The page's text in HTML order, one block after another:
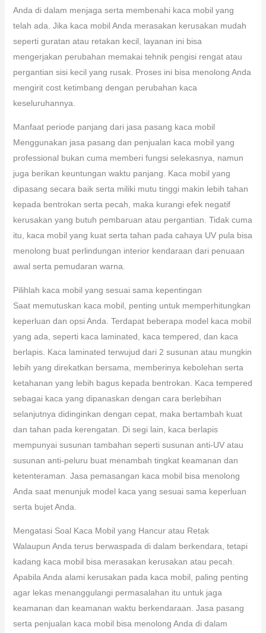
Anda di dalam menjaga serta membenahi kaca mobil yang
telah ada. Jika kaca mobil Anda merasakan kerusakan mudah
seperti guratan atau retakan kecil, layanan ini bisa
mengerjakan perubahan memakai tehnik pengisi rengat atau
pergantian sisi kecil yang rusak. Proses ini bisa menolong Anda
mengirit cost ketimbang dengan perubahan kaca
keseluruhannya.
Manfaat periode panjang dari jasa pasang kaca mobil
Menggunakan jasa pasang dan penjualan kaca mobil yang
professional bukan cuma memberi fungsi selekasnya, namun
juga berikan keuntungan waktu panjang. Kaca mobil yang
dipasang secara baik serta miliki mutu tinggi makin lebih tahan
kepada bentrokan serta pecah, maka kurangi efek negatif
kerusakan yang butuh pembaruan atau pergantian. Tidak cuma
itu, kaca mobil yang kuat serta tahan pada cahaya UV pula bisa
menolong buat perlindungan interior kendaraan dari penuaan
awal serta pemudaran warna.
Pilihlah kaca mobil yang sesuai sama kepentingan
Saat memutuskan kaca mobil, penting untuk memperhitungkan
keperluan dan opsi Anda. Terdapat beberapa model kaca mobil
yang ada, seperti kaca laminated, kaca tempered, dan kaca
berlapis. Kaca laminated terwujud dari 2 susunan atau mungkin
lebih yang direkatkan bersama, memberinya kebolehan serta
ketahanan yang lebih bagus kepada bentrokan. Kaca tempered
sebagai kaca yang dipanaskan dengan cara berlebihan
selanjutnya didinginkan dengan cepat, maka bertambah kuat
dan tahan pada kerengatan. Di segi lain, kaca berlapis
mempunyai susunan tambahan seperti susunan anti-UV atau
susunan anti-peluru buat menambah tingkat keamanan dan
ketenteraman. Jasa pemasangan kaca mobil bisa menolong
Anda saat menunjuk model kaca yang sesuai sama keperluan
serta bujet Anda.
Mengatasi Soal Kaca Mobil yang Hancur atau Retak
Walaupun Anda terus berwaspada di dalam berkendara, tetapi
kadang kaca mobil bisa merasakan kerusakan atau pecah.
Apabila Anda alami kerusakan pada kaca mobil, paling penting
agar lekas menanggulangi permasalahan itu untuk jaga
keamanan dan keamanan waktu berkendaraan. Jasa pasang
serta penjualan kaca mobil bisa menolong Anda di dalam